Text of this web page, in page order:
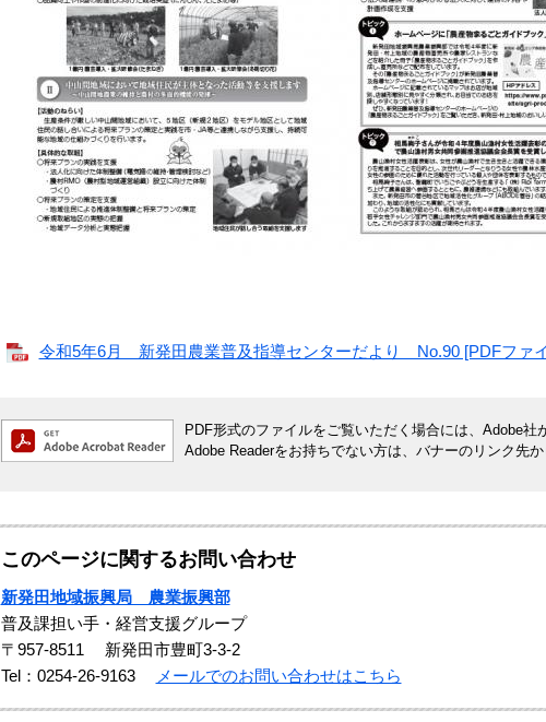
令和5年6月 新発田農業普及指導センターだより No.90 [PDFファ
PDF形式のファイルをご覧いただく場合には、Adobe社
Adobe Readerをお持ちでない方は、バナーのリンク先
このページに関するお問い合わせ
新発田地域振興局 農業振興部
普及課担い手・経営支援グループ
〒957-8511
新発田市豊町3-3-2
Tel：0254-26-9163
メールでのお問い合わせはこちら